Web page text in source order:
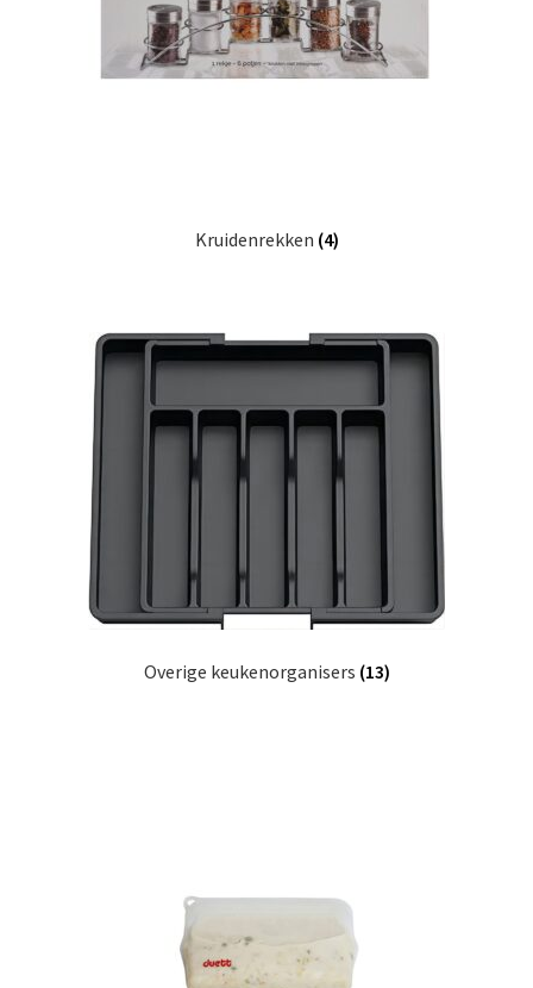
Persoonlijke Verzorging
Kruidenrekken (4)
Overige keukenorganisers (13)